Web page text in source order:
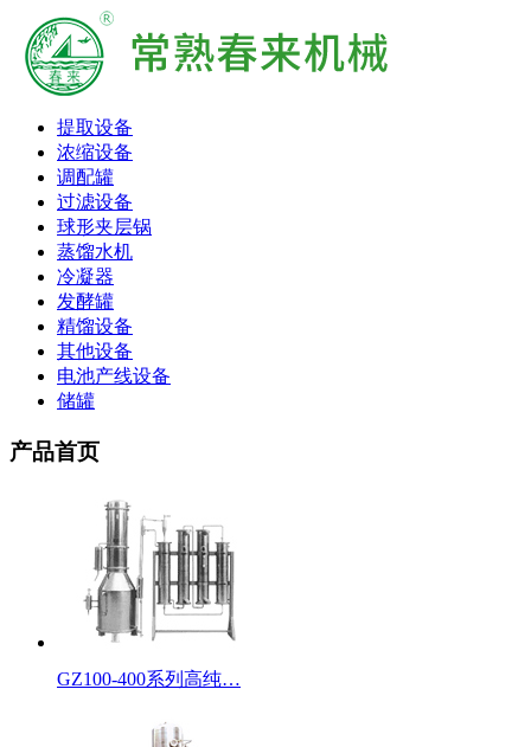
提取设备
浓缩设备
调配罐
过滤设备
球形夹层锅
蒸馏水机
冷凝器
发酵罐
精馏设备
其他设备
电池产线设备
储罐
产品首页
GZ100-400系列高纯…